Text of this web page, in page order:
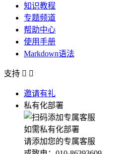
知识教程
专题频道
帮助中心
使用手册
Markdown语法
支持  
邀请有礼
私有化部署
如需私有化部署
请添加您的专属客服